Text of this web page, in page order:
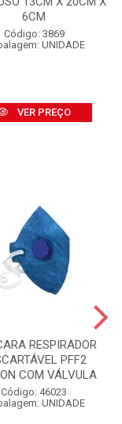
6CM
Código: 3869
UNIDADE
VER PREÇO
RESPIRADOR
PFF2
COM VÁLVULA
Código: 46023
UNIDADE